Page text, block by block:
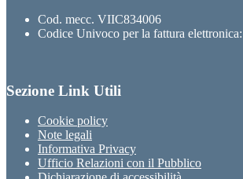
Cod. mecc. VIIC834006
Codice Univoco per la fattura
Sezione Link Utili
Cookie policy
Note legali
Informativa Privacy
Ufficio Relazioni con il Pubblico